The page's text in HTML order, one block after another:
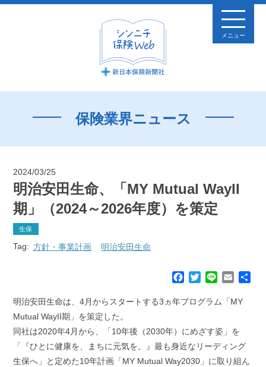
メニュー
保険業界ニュース
2024/03/25
明治安田生命、「MY Mutual WayII
期」（2024～2026年度）を策定
生保
Tag: 方針・事業計画 明治安田生命
c
o
o
k
T
i
e
r
n
E
a
明治安田生命は、4月からスタートする3ヵ年プログラム「MY
Mutual WayII期」を策定した。
同社は2020年4月から、「10年後（2030年）にめざす姿」を
「『ひとに健康を、まちに元気を。』最も身近なリーディング
生保へ」と定めた10年計画「MY Mutual Way2030」に取り組ん